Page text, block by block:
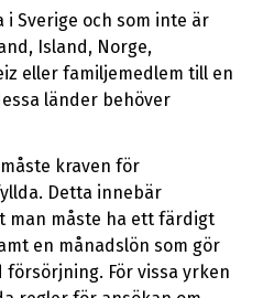
i Sverige och som inte är
Island, Norge,
eller familjemedlem till en
länder behöver
kraven för
Detta innebär
man måste ha ett färdigt
en månadslön som gör
För vissa yrken